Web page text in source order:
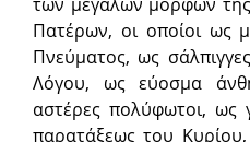
Πατέρων, οι οποίοι ως
Πνεύματος, ως
Λόγου, ως εύοσμα
αστέρες πολύφωτοι, ως
παρατάξεως του